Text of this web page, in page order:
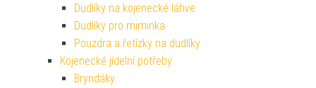
Dudlíky na kojenecké láhve
Dudlíky pro miminka
Pouzdra a řetízky na dudlíky
Kojenecké jídelní potřeby
Bryndáky